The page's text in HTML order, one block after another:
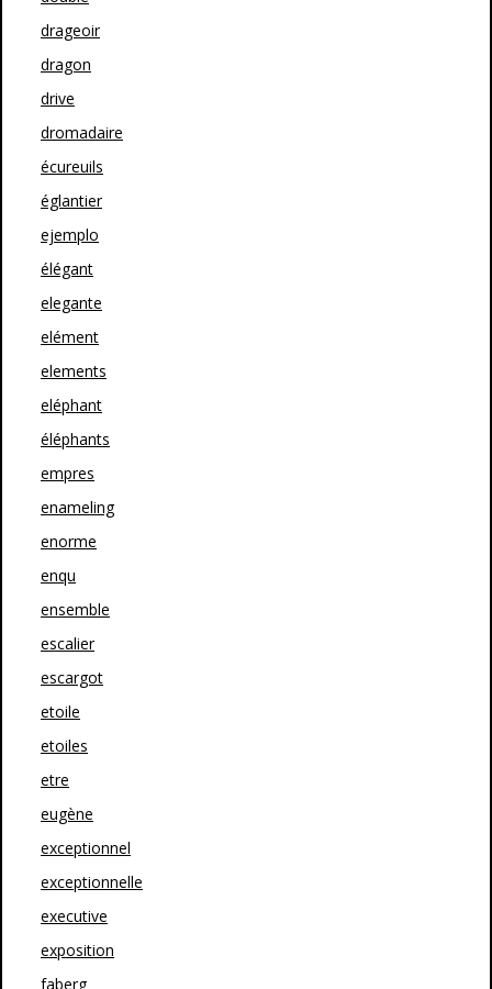
drageoir
dragon
drive
dromadaire
écureuils
églantier
ejemplo
élégant
elegante
elément
elements
eléphant
éléphants
empres
enameling
enorme
enqu
ensemble
escalier
escargot
etoile
etoiles
etre
eugène
exceptionnel
exceptionnelle
executive
exposition
faberg